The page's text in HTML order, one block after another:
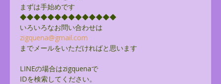
まずは手始めです
◆◆◆◆◆◆◆◆◆◆◆◆◆◆
いろいろなお問い合わせは
zigquena@gmail.com
までメールをいただければと思います
LINEの場合はzigquenaで
IDを検索してください。